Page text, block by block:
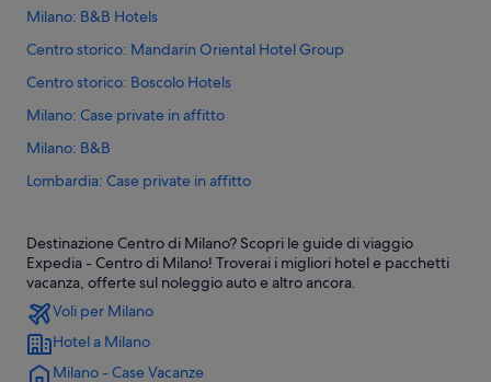
Milano: B&B Hotels
Centro storico: Mandarin Oriental Hotel Group
Centro storico: Boscolo Hotels
Milano: Case private in affitto
Milano: B&B
Lombardia: Case private in affitto
Lombardia: Chalet
Lombardia: Appartamenti
Lombardia: Baite
Lombardia: Aparthotel
Lombardia: Case sull'albero
Destinazione Centro di Milano? Scopri le guide di viaggio
Expedia - Centro di Milano! Troverai i migliori hotel e pacchetti
vacanza, offerte sul noleggio auto e altro ancora.
Voli per Milano
Hotel a Milano
Milano - Case Vacanze